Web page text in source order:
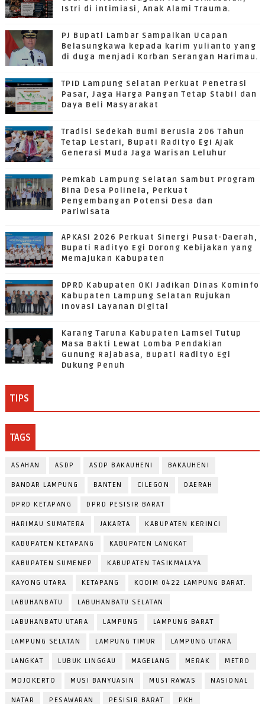
Istri di intimiasi, Anak Alami Trauma.
PJ Bupati Lambar Sampaikan Ucapan
Belasungkawa kepada karim yulianto yang
di duga menjadi Korban Serangan Harimau.
TPID Lampung Selatan Perkuat Penetrasi
Pasar, Jaga Harga Pangan Tetap Stabil dan
Daya Beli Masyarakat
Tradisi Sedekah Bumi Berusia 206 Tahun
Tetap Lestari, Bupati Radityo Egi Ajak
Generasi Muda Jaga Warisan Leluhur
Pemkab Lampung Selatan Sambut Program
Bina Desa Polinela, Perkuat
Pengembangan Potensi Desa dan
Pariwisata
APKASI 2026 Perkuat Sinergi Pusat-Daerah,
Bupati Radityo Egi Dorong Kebijakan yang
Memajukan Kabupaten
DPRD Kabupaten OKI Jadikan Dinas Kominfo
Kabupaten Lampung Selatan Rujukan
Inovasi Layanan Digital
Karang Taruna Kabupaten Lamsel Tutup
Masa Bakti Lewat Lomba Pendakian
Gunung Rajabasa, Bupati Radityo Egi
Dukung Penuh
TIPS
TAGS
ASAHAN ASDP ASDP BAKAUHENI BAKAUHENI
BANDAR LAMPUNG BANTEN CILEGON DAERAH
DPRD KETAPANG DPRD PESISIR BARAT
HARIMAU SUMATERA JAKARTA KABUPATEN KERINCI
KABUPATEN KETAPANG KABUPATEN LANGKAT
KABUPATEN SUMENEP KABUPATEN TASIKMALAYA
KAYONG UTARA KETAPANG KODIM 0422 LAMPUNG BARAT.
LABUHANBATU LABUHANBATU SELATAN
LABUHANBATU UTARA LAMPUNG LAMPUNG BARAT
LAMPUNG SELATAN LAMPUNG TIMUR LAMPUNG UTARA
LANGKAT LUBUK LINGGAU MAGELANG MERAK METRO
MOJOKERTO MUSI BANYUASIN MUSI RAWAS NASIONAL
NATAR PESAWARAN PESISIR BARAT PKH